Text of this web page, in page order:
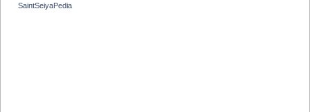
SaintSeiyaPedia